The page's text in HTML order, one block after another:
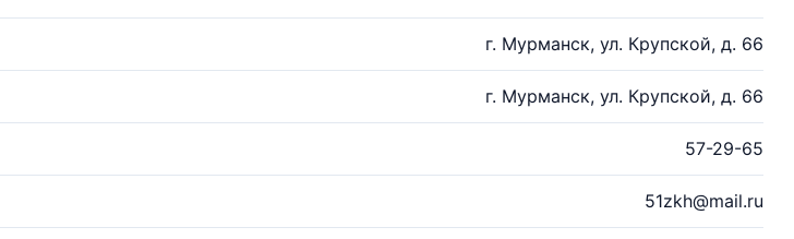
г. Мурманск, ул. Крупской, д. 66
г. Мурманск, ул. Крупской, д. 66
57-29-65
51zkh@mail.ru